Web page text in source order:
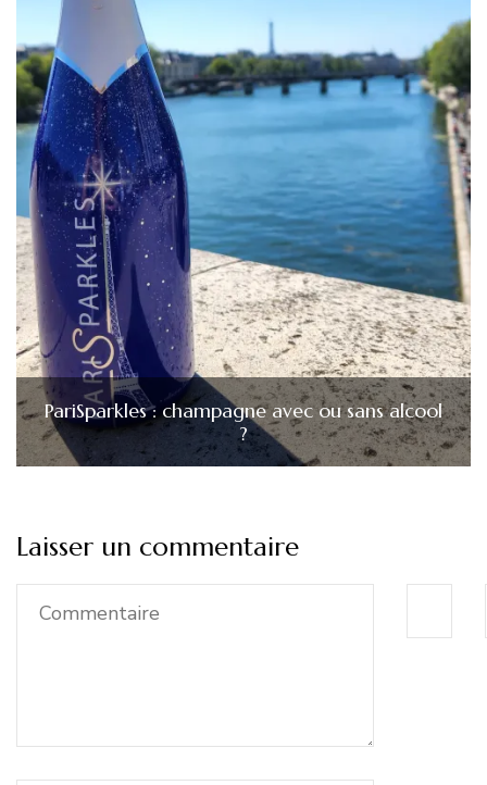
PariSparkles : champagne avec ou sans alcool
?
Laisser un commentaire